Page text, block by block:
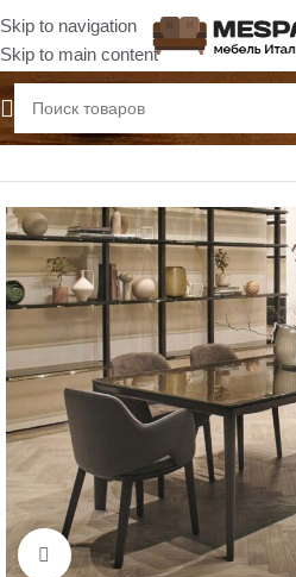
Skip to navigation
Skip to main content
Главная Столы обеденные
Нажмите, чтобы увеличить